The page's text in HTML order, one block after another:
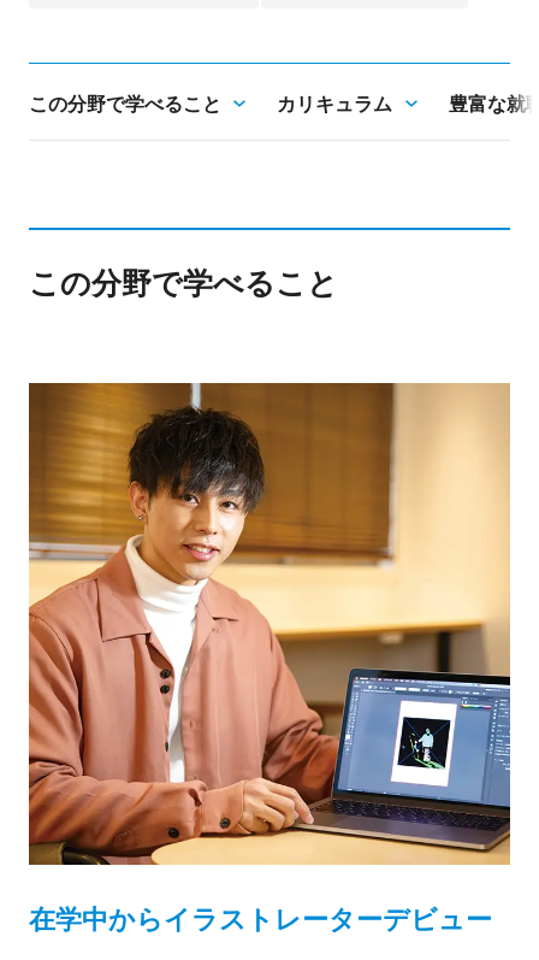
この分野で学べること カリキュラム 豊富な就
この分野で学べること
在学中からイラストレーターデビュー